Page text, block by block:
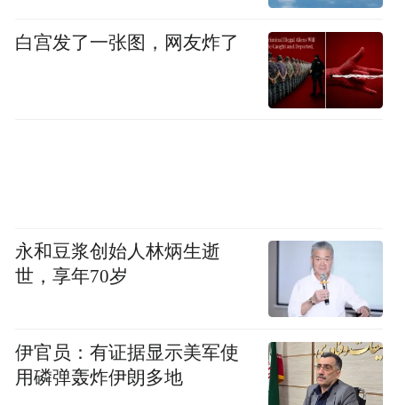
白宫发了一张图，网友炸了
永和豆浆创始人林炳生逝
世，享年70岁
伊官员：有证据显示美军使
用磷弹轰炸伊朗多地